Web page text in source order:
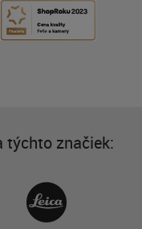
týchto značiek: